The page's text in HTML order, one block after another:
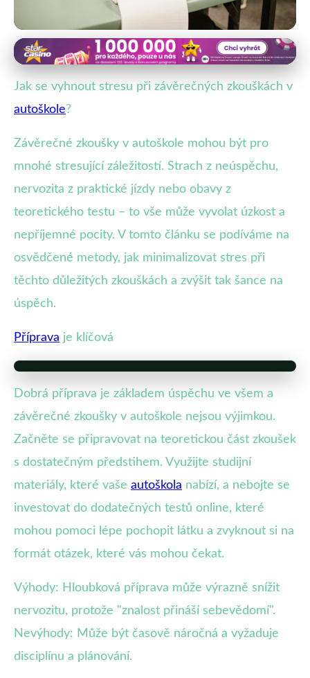
Zvládání stresu a strachu v autoškole
Jak zvládnout stres před zkouškou
v autoškole: Efektivní tipy
21. 8. 2025 · 4 min čtení · Autor: Petra Malíková
Jak se vyhnout stresu při závěrečných zkouškách v
autoškole?
Závěrečné zkoušky v autoškole mohou být pro
mnohé stresující záležitostí. Strach z neúspěchu,
nervozita z praktické jízdy nebo obavy z
teoretického testu – to vše může vyvolat úzkost a
nepříjemné pocity. V tomto článku se podíváme na
osvědčené metody, jak minimalizovat stres při
těchto důležitých zkouškách a zvýšit tak šance na
úspěch.
Příprava je klíčová
Dobrá příprava je základem úspěchu ve všem a
závěrečné zkoušky v autoškole nejsou výjimkou.
Začněte se připravovat na teoretickou část zkoušek
s dostatečným předstihem. Využijte studijní
materiály, které vaše autoškola nabízí, a nebojte se
investovat do dodatečných testů online, které
mohou pomoci lépe pochopit látku a zvyknout si na
formát otázek, které vás mohou čekat.
Výhody: Hloubková příprava může výrazně snížit
nervozitu, protože "znalost přináší sebevědomí".
Nevýhody: Může být časově náročná a vyžaduje
disciplínu a plánování.